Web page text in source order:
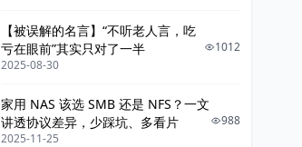
【被误解的名言】“不听老人言，吃
亏在眼前”其实只对了一半
2025-08-30
1012
家用 NAS 该选 SMB 还是 NFS？一文
讲透协议差异，少踩坑、多看片
2025-11-25
988